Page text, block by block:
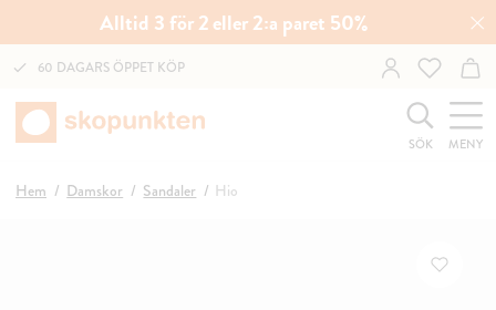
Alltid 3 för 2 eller 2:a paret 50%
60 DAGARS ÖPPET KÖP
SÖK MENY
Hem Damskor Sandaler Hio